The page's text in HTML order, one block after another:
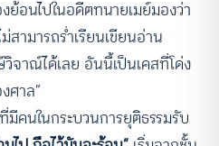
ย้อนไปในอดีตทนายเมย์มองว่า
ม่สามารถร่ำเรียนเขียนอ่าน
จาณ์ได้เลย อันนี้เป็นเคสที่โด่ง
ศาล”
มีคนในกระบวนการยุติธรรมรับ